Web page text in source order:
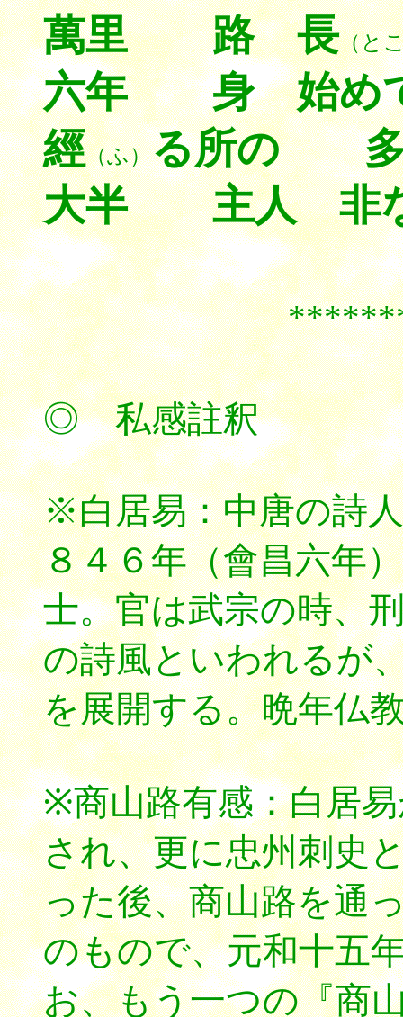
萬里 路 長（と
六年 身 始め
經（ふ）る所の 多
大半 主人 非
◎ 私感註釈
※白居易：中唐の詩
８４６年（會昌六年
士。官は武宗の時、
の詩風といわれるが
を展開する。晩年仏
※商山路有感：白居
され、更に忠州刺史
った後、商山路を通
のもので、元和十五
お、もう一つの『商